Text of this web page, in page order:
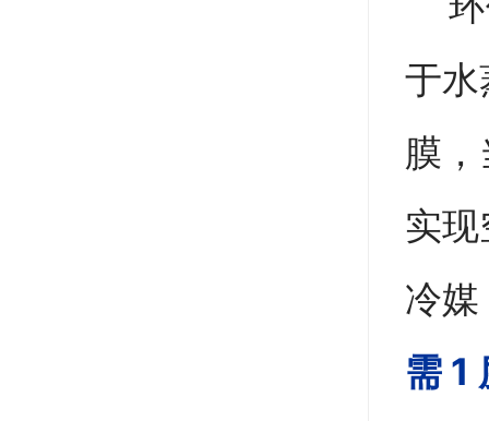
于水
膜
实
冷
需 1